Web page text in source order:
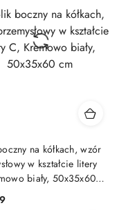
na kółkach, wzór
w kształcie litery
biały, 50x35x60